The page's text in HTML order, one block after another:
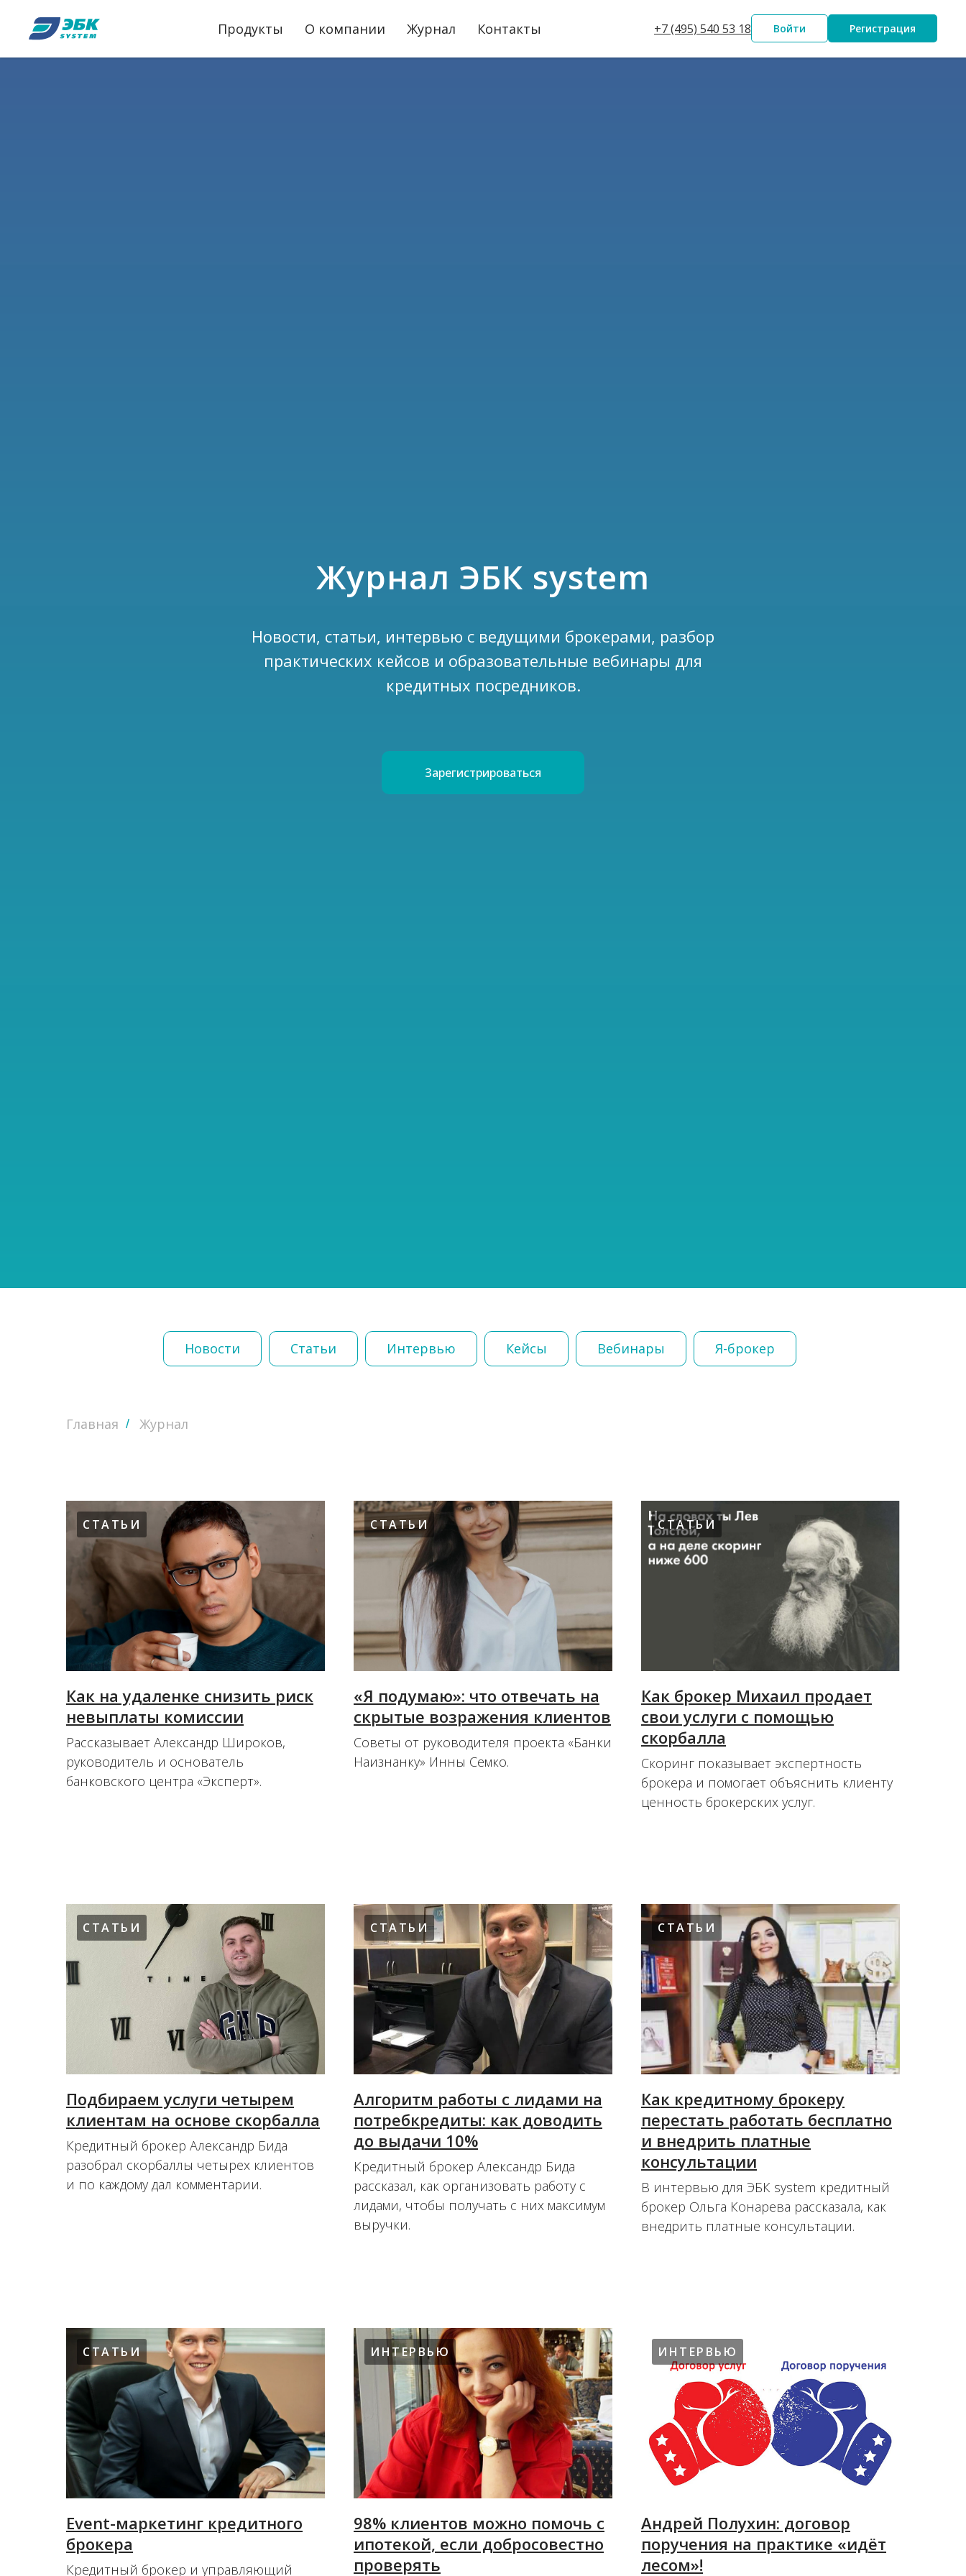
Продукты О компании Журнал Контакты +7 (495) 540 53 18 Войти Регистрация
Журнал ЭБК system
Новости, статьи, интервью с ведущими брокерами, разбор
практических кейсов и образовательные вебинары для
кредитных посредников.
Зарегистрироваться
Новости Статьи Интервью Кейсы Вебинары Я-брокер
Главная / Журнал
СТАТЬИ
Как на удаленке снизить риск
невыплаты комиссии
Рассказывает Александр Широков,
руководитель и основатель
банковского центра «Эксперт».
СТАТЬИ
«Я подумаю»: что отвечать на
скрытые возражения клиентов
Советы от руководителя проекта «Банки
Наизнанку» Инны Семко.
СТАТЬИ
Как брокер Михаил продает
свои услуги с помощью
скорбалла
Скоринг показывает экспертность
брокера и помогает объяснить клиенту
ценность брокерских услуг.
СТАТЬИ
Подбираем услуги четырем
клиентам на основе скорбалла
Кредитный брокер Александр Бида
разобрал скорбаллы четырех клиентов
и по каждому дал комментарии.
СТАТЬИ
Алгоритм работы с лидами на
потребкредиты: как доводить
до выдачи 10%
Кредитный брокер Александр Бида
рассказал, как организовать работу с
лидами, чтобы получать с них максимум
выручки.
СТАТЬИ
Как кредитному брокеру
перестать работать бесплатно
и внедрить платные
консультации
В интервью для ЭБК system кредитный
брокер Ольга Конарева рассказала, как
внедрить платные консультации.
СТАТЬИ
Event-маркетинг кредитного
брокера
Кредитный брокер и управляющий
ИНТЕРВЬЮ
98% клиентов можно помочь с
ипотекой, если добросовестно
проверять
ИНТЕРВЬЮ
Андрей Полухин: договор
поручения на практике «идёт
лесом»!